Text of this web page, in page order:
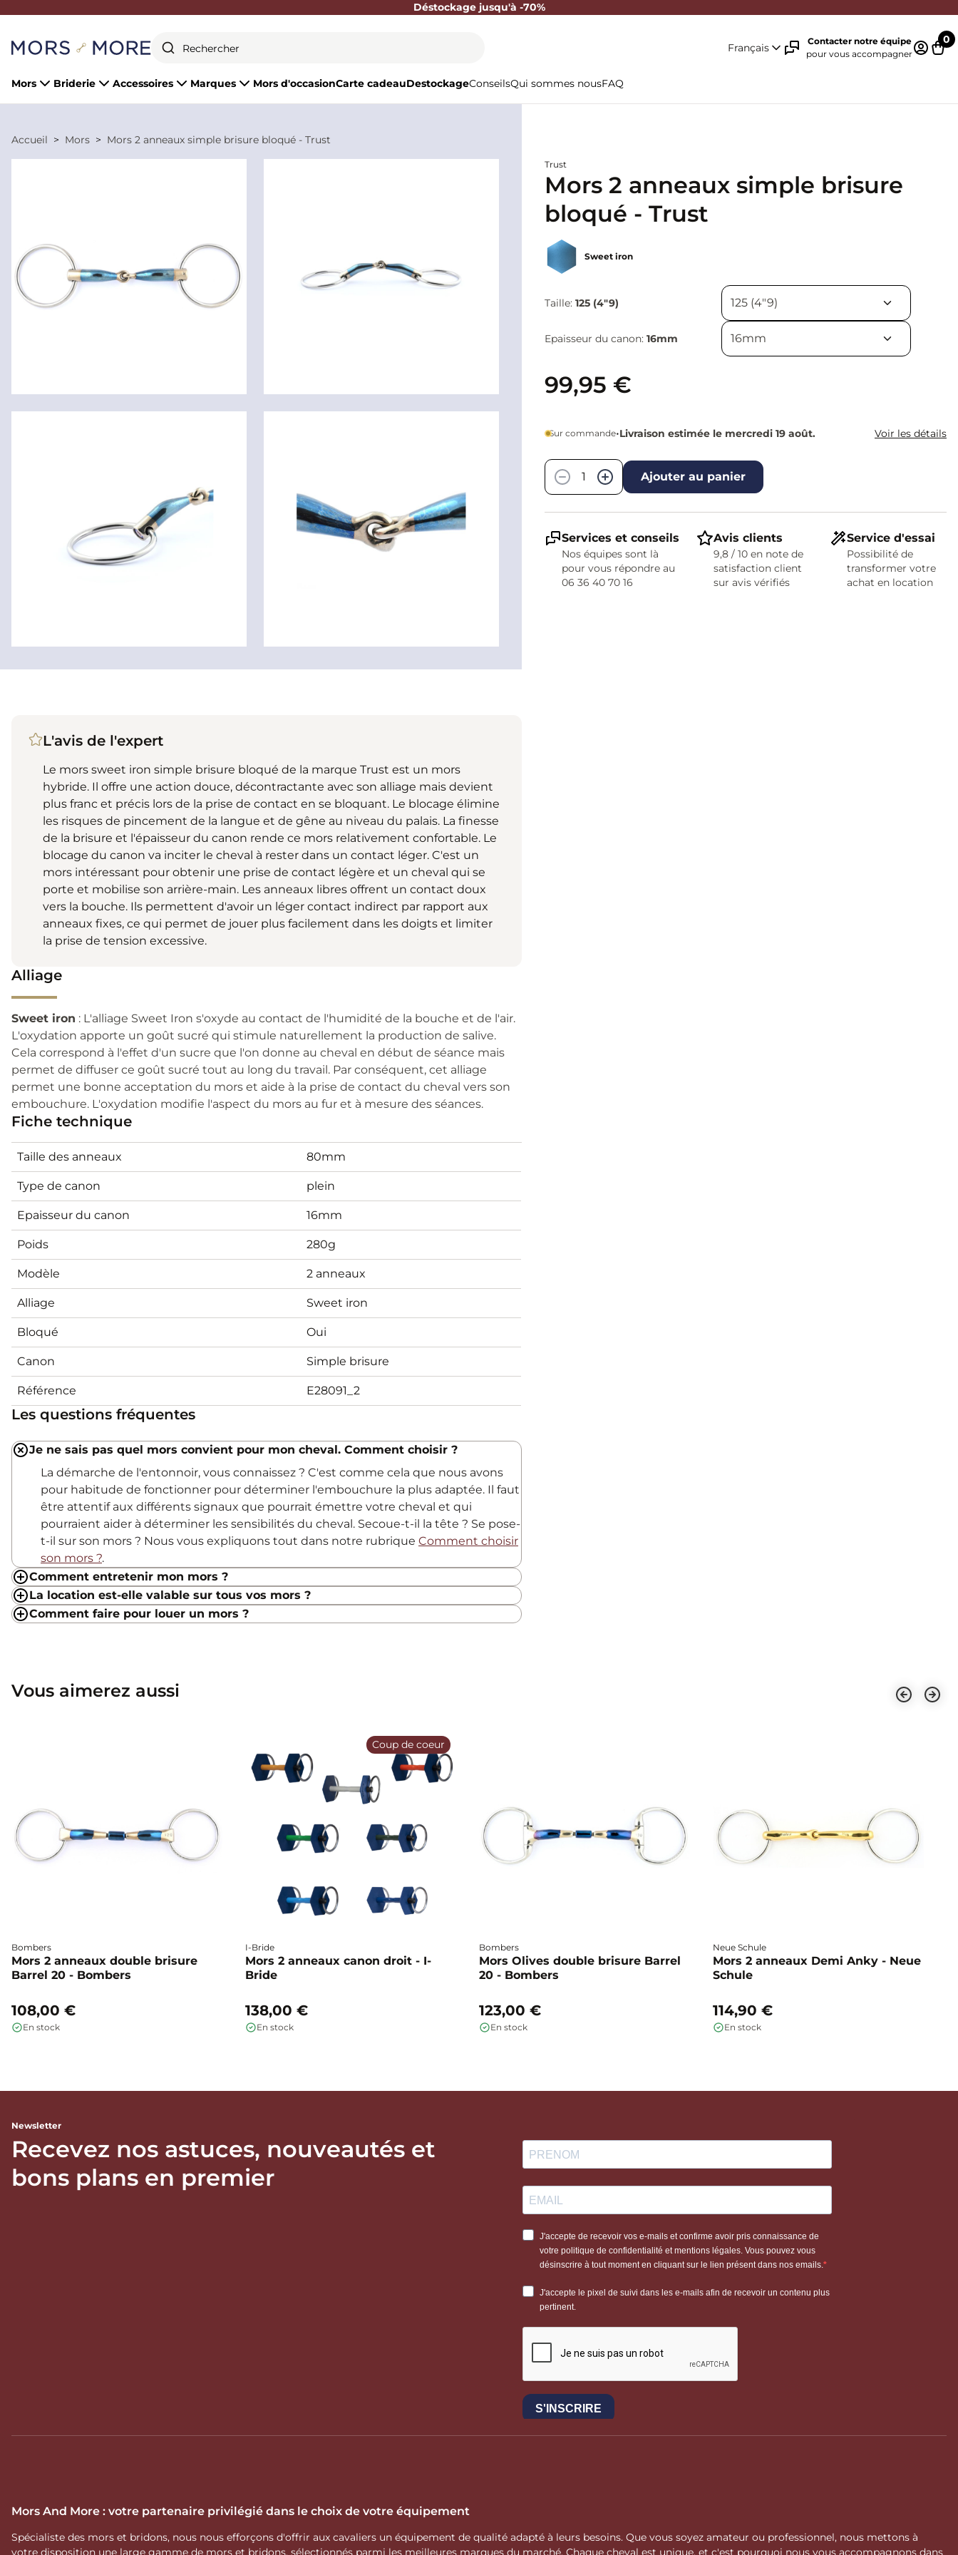
Déstockage jusqu'à -70%
Français
Contacter notre équipe
pour vous accompagner
0
Mors Briderie Accessoires Marques Mors d'occasionCarte cadeauDestockageConseilsQui sommes nousFAQ
Accueil Mors Mors 2 anneaux simple brisure bloqué - Trust
Trust
Mors 2 anneaux simple brisure
bloqué - Trust
Sweet iron
Taille: 125 (4"9)
Epaisseur du canon: 16mm
99,95 €
Sur commande•Livraison estimée le mercredi 19 août. Voir les détails
−
+ Ajouter au panier
Services et conseils
Nos équipes sont là
pour vous répondre au
06 36 40 70 16
Avis clients
9,8 / 10 en note de
satisfaction client
sur avis vérifiés
Service d'essai
Possibilité de
transformer votre
achat en location
L'avis de l'expert
Le mors sweet iron simple brisure bloqué de la marque Trust est un mors
hybride. Il offre une action douce, décontractante avec son alliage mais devient
plus franc et précis lors de la prise de contact en se bloquant. Le blocage élimine
les risques de pincement de la langue et de gêne au niveau du palais. La finesse
de la brisure et l'épaisseur du canon rende ce mors relativement confortable. Le
blocage du canon va inciter le cheval à rester dans un contact léger. C'est un
mors intéressant pour obtenir une prise de contact légère et un cheval qui se
porte et mobilise son arrière-main. Les anneaux libres offrent un contact doux
vers la bouche. Ils permettent d'avoir un léger contact indirect par rapport aux
anneaux fixes, ce qui permet de jouer plus facilement dans les doigts et limiter
la prise de tension excessive.
Alliage
Sweet iron : L'alliage Sweet Iron s'oxyde au contact de l'humidité de la bouche et de l'air.
L'oxydation apporte un goût sucré qui stimule naturellement la production de salive.
Cela correspond à l'effet d'un sucre que l'on donne au cheval en début de séance mais
permet de diffuser ce goût sucré tout au long du travail. Par conséquent, cet alliage
permet une bonne acceptation du mors et aide à la prise de contact du cheval vers son
embouchure. L'oxydation modifie l'aspect du mors au fur et à mesure des séances.
Fiche technique
Taille des anneaux 80mm
Type de canon plein
Epaisseur du canon 16mm
Poids 280g
Modèle 2 anneaux
Alliage Sweet iron
Bloqué Oui
Canon Simple brisure
Référence E28091_2
Les questions fréquentes
Je ne sais pas quel mors convient pour mon cheval. Comment choisir ?
La démarche de l'entonnoir, vous connaissez ? C'est comme cela que nous avons
pour habitude de fonctionner pour déterminer l'embouchure la plus adaptée. Il faut
être attentif aux différents signaux que pourrait émettre votre cheval et qui
pourraient aider à déterminer les sensibilités du cheval. Secoue-t-il la tête ? Se pose-
t-il sur son mors ? Nous vous expliquons tout dans notre rubrique Comment choisir
son mors ?.
Comment entretenir mon mors ?
La location est-elle valable sur tous vos mors ?
Comment faire pour louer un mors ?
Vous aimerez aussi
Bombers
Mors 2 anneaux double brisure
Barrel 20 - Bombers
108,00 €
En stock
I-Bride
Mors 2 anneaux canon droit - I-
Bride
138,00 €
En stock
Coup de coeur
Bombers
Mors Olives double brisure Barrel
20 - Bombers
123,00 €
En stock
Neue Schule
Mors 2 anneaux Demi Anky - Neue
Schule
114,90 €
En stock
Newsletter
Recevez nos astuces, nouveautés et
bons plans en premier
Mors And More : votre partenaire privilégié dans le choix de votre équipement
Spécialiste des mors et bridons, nous nous efforçons d'offrir aux cavaliers un équipement de qualité adapté à leurs besoins. Que vous soyez amateur ou professionnel, nous mettons à
votre disposition une large gamme de mors et bridons, sélectionnés parmi les meilleures marques du marché. Chaque cheval est unique, et c'est pourquoi nous vous accompagnons dans